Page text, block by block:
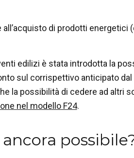
di prodotti energetici
edilizi è stata introdotta la
sul corrispettivo anticipato
la possibilità di cedere ad altri
nel modello F24.